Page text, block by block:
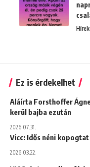
Hírek
Ez is érdekelhet
Aláírta Forsthoffer
kerül bajba ezután
2026.07.31.
Vicc: Idős néni
2026.03.22.